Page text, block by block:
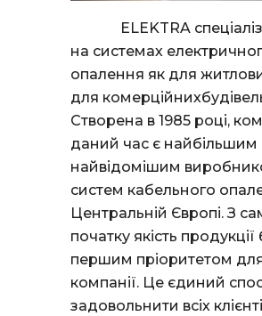
ELEKTRA
на системах
опалення як для
для
Створена в 1985 році,
даний час є найбільшим
найвідомішим
систем кабельного
Центральній Європі. З
початку якість продукції
першим пріоритетом
компанії. Це єдиний
задовольнити всіх